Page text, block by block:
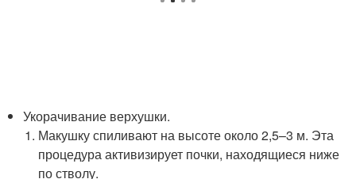
Укорачивание верхушки.
Макушку спиливают на высоте около 2,5–3 м. Эта
процедура активизирует почки, находящиеся ниже
по стволу.